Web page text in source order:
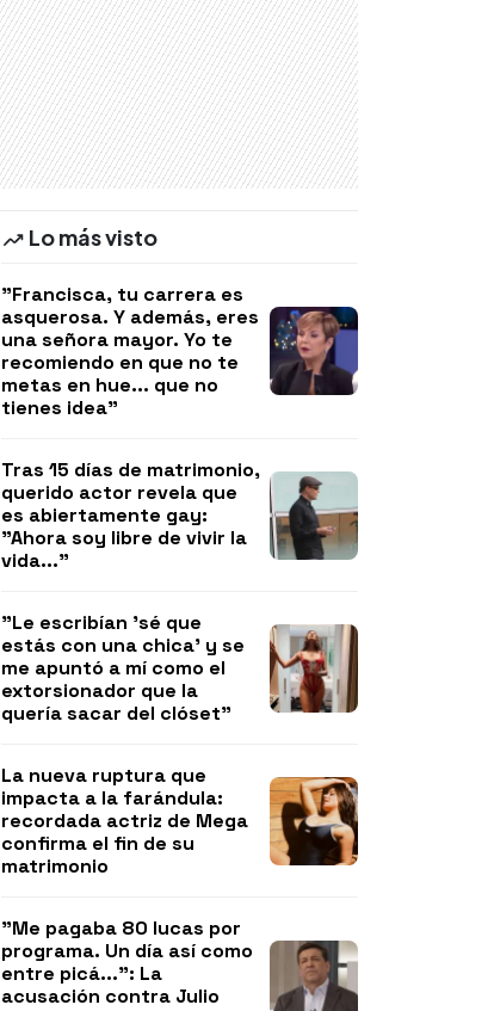
Lo más visto
"Francisca, tu carrera es
asquerosa. Y además, eres
una señora mayor. Yo te
recomiendo en que no te
metas en hue... que no
tienes idea"
Tras 15 días de matrimonio,
querido actor revela que
es abiertamente gay:
"Ahora soy libre de vivir la
vida..."
"Le escribían 'sé que
estás con una chica' y se
me apuntó a mí como el
extorsionador que la
quería sacar del clóset"
La nueva ruptura que
impacta a la farándula:
recordada actriz de Mega
confirma el fin de su
matrimonio
"Me pagaba 80 lucas por
programa. Un día así como
entre picá...": La
acusación contra Julio